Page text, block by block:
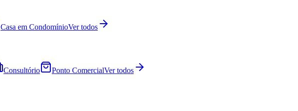
Casa em CondomínioVer todos
Consultório Ponto ComercialVer todos